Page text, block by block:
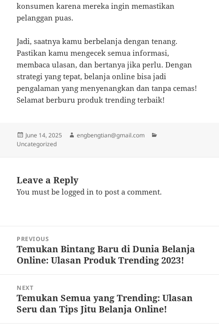
konsumen karena mereka ingin memastikan
pelanggan puas.
Jadi, saatnya kamu berbelanja dengan tenang.
Pastikan kamu mengecek semua informasi,
membaca ulasan, dan bertanya jika perlu. Dengan
strategi yang tepat, belanja online bisa jadi
pengalaman yang menyenangkan dan tanpa cemas!
Selamat berburu produk trending terbaik!
Posted
on
June 14, 2025 Author
engbengtian@gmail.com
Uncategorized
Leave a Reply
You must belogged in to post a comment.
navigation
PREVIOUS
Previous
post:
Temukan Bintang Baru di Dunia Belanja
Online: Ulasan Produk Trending 2023!
NEXT
Next
post:
Temukan Semua yang Trending: Ulasan
Seru dan Tips Jitu Belanja Online!